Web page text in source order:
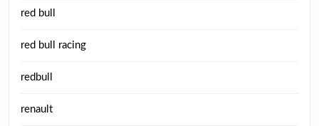
red bull
red bull racing
redbull
renault